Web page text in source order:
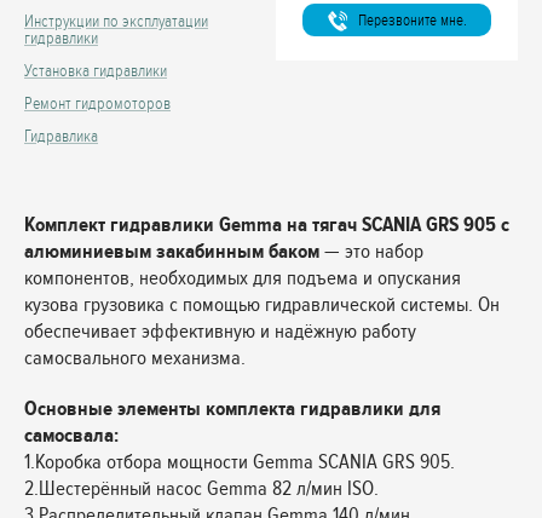
Инструкции по эксплуатации
гидравлики
Установка гидравлики
Ремонт гидромоторов
Гидравлика
Перезвоните мне.
Комплект гидравлики Gemma на тягач SCANIA GRS 905 с
алюминиевым закабинным баком — это набор
компонентов, необходимых для подъема и опускания
кузова грузовика с помощью гидравлической системы. Он
обеспечивает эффективную и надёжную работу
самосвального механизма.
Основные элементы комплекта гидравлики для
самосвала:
1.Коробка отбора мощности Gemma SCANIA GRS 905.
2.Шестерённый насос Gemma 82 л/мин ISO.